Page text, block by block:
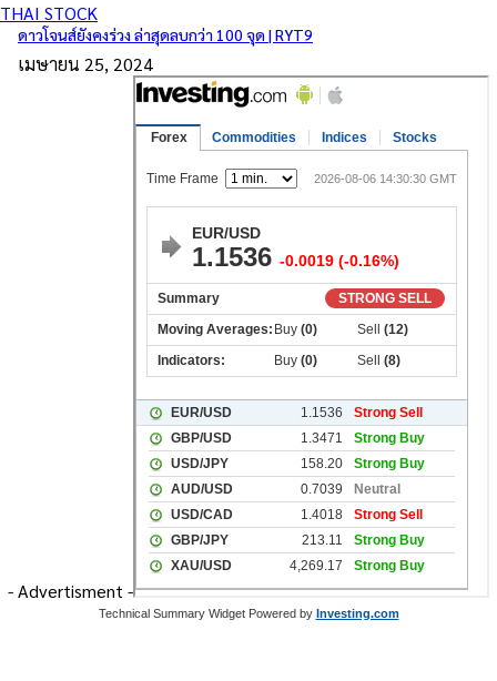
THAI STOCK
ดาวโจนส์ยังคงร่วง ล่าสุดลบกว่า 100 จุด | RYT9
เมษายน 25, 2024
- Advertisment -
Technical Summary Widget Powered by Investing.com